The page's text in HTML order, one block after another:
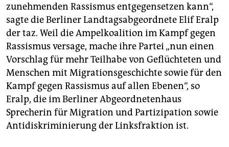
zunehmenden Rassismus entgegensetzen kann“,
sagte die Berliner Landtagsabgeordnete Elif Eralp
der taz. Weil die Ampelkoalition im Kampf gegen
Rassismus versage, mache ihre Partei „nun einen
Vorschlag für mehr Teilhabe von Geflüchteten und
Menschen mit Migrationsgeschichte sowie für den
Kampf gegen Rassismus auf allen Ebenen“, so
Eralp, die im Berliner Abgeordnetenhaus
Sprecherin für Migration und Partizipation sowie
Antidiskriminierung der Linksfraktion ist.